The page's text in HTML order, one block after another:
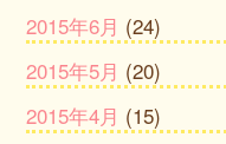
2015年6月 (24)
2015年5月 (20)
2015年4月 (15)